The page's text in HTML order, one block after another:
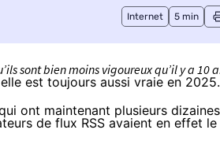
Internet 5 min
sont bien moins vigoureux qu’il y a 10
est toujours aussi vraie en 2025.
ont maintenant plusieurs dizaines
de flux RSS avaient en effet le